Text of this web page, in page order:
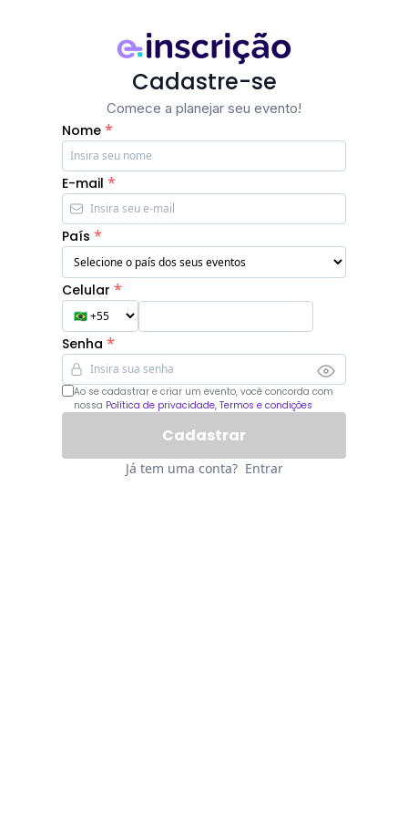
Cadastre-se
Comece a planejar seu evento!
Nome *
E-mail *
País *
Celular *
Senha *
Ao se cadastrar e criar um evento, você concorda com
nossa Política de privacidade, Termos e condições
Já tem uma conta? Entrar